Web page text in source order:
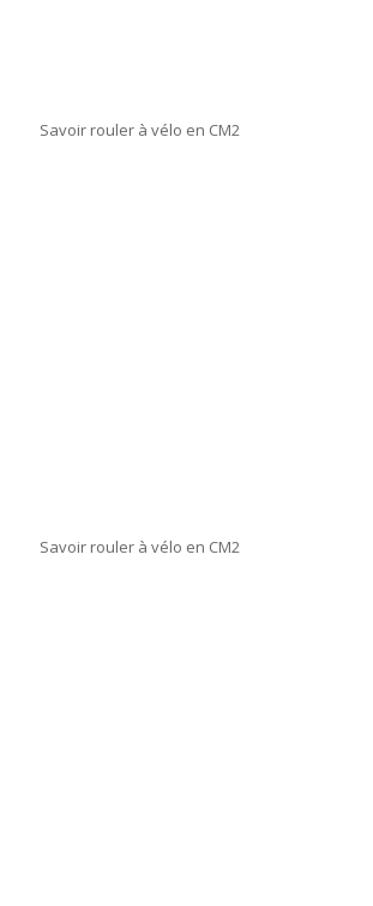
Savoir rouler à vélo en CM2
Savoir rouler à vélo en CM2